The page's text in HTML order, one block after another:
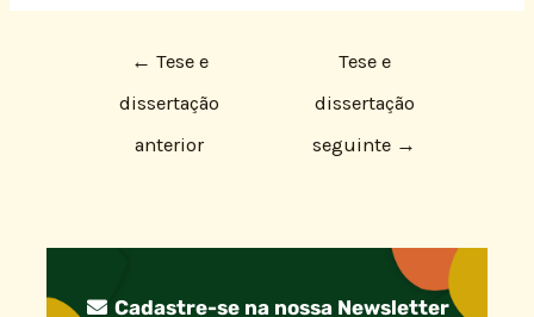
← Tese e
dissertação
anterior
Tese e
dissertação
seguinte →
Cadastre-se na nossa Newsletter